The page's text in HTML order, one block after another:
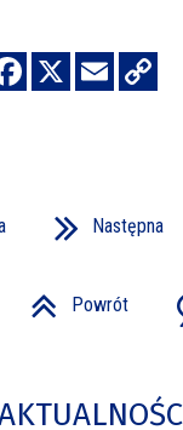
Następna
Powrót